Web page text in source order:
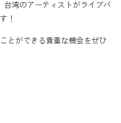
台湾のアーティストがライブパ
！
とができる貴重な機会をぜひ